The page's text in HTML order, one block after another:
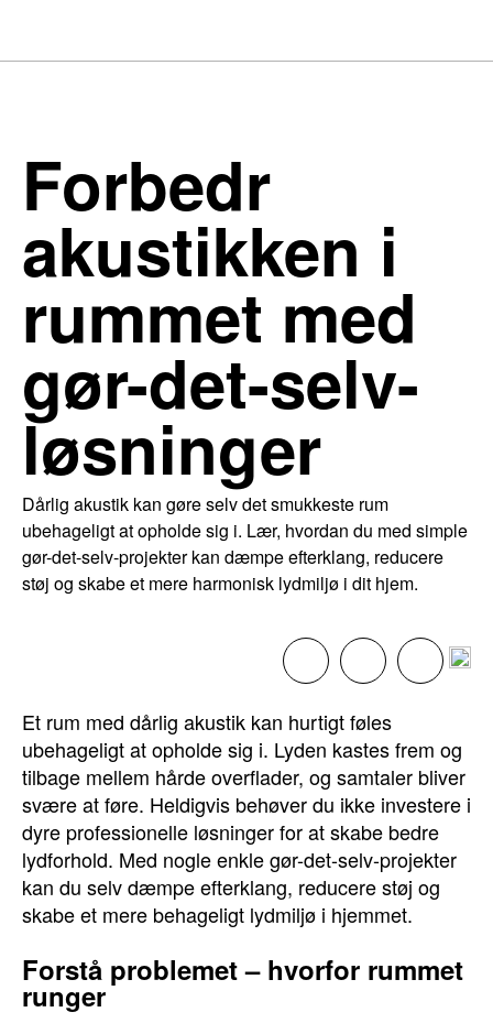
Forbedr
akustikken i
rummet med
gør-det-selv-
løsninger
Dårlig akustik kan gøre selv det smukkeste rum
ubehageligt at opholde sig i. Lær, hvordan du med simple
gør-det-selv-projekter kan dæmpe efterklang, reducere
støj og skabe et mere harmonisk lydmiljø i dit hjem.
Et rum med dårlig akustik kan hurtigt føles
ubehageligt at opholde sig i. Lyden kastes frem og
tilbage mellem hårde overflader, og samtaler bliver
svære at føre. Heldigvis behøver du ikke investere i
dyre professionelle løsninger for at skabe bedre
lydforhold. Med nogle enkle gør-det-selv-projekter
kan du selv dæmpe efterklang, reducere støj og
skabe et mere behageligt lydmiljø i hjemmet.
Forstå problemet – hvorfor rummet
runger